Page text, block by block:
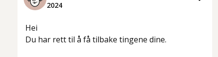
2024
Hei
Du har rett til å få tilbake tingene dine.